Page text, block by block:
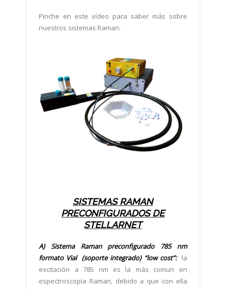
Pinche en este vídeo para saber más sobre
nuestros sistemas Raman:
SISTEMAS RAMAN
PRECONFIGURADOS DE
STELLARNET
A) Sistema Raman preconfigurado 785 nm
formato Vial (soporte integrado) “low cost”: la
excitación a 785 nm es la más comun en
espectroscopía Raman, debido a que con ella